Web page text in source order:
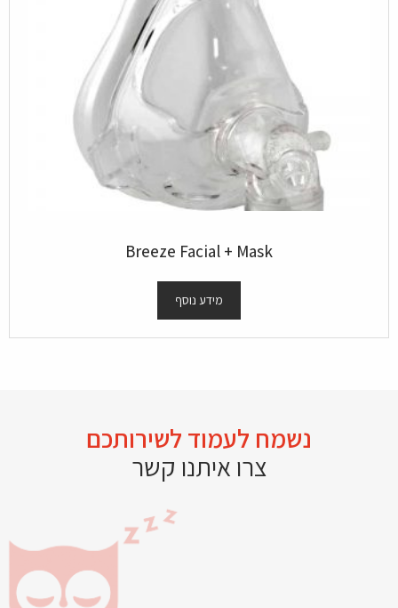
Breeze Facial + Mask
מידע נוסף
נשמח לעמוד לשירותכם
צרו איתנו קשר